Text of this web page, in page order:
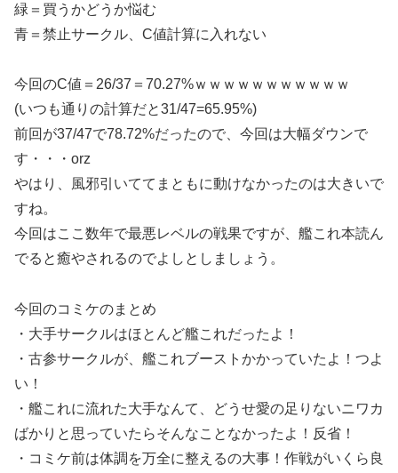
緑＝買うかどうか悩む
青＝禁止サークル、C値計算に入れない
今回のC値＝26/37＝70.27%ｗｗｗｗｗｗｗｗｗｗｗ
(いつも通りの計算だと31/47=65.95%)
前回が37/47で78.72%だったので、今回は大幅ダウンで
す・・・orz
やはり、風邪引いててまともに動けなかったのは大きいで
すね。
今回はここ数年で最悪レベルの戦果ですが、艦これ本読ん
でると癒やされるのでよしとしましょう。
今回のコミケのまとめ
・大手サークルはほとんど艦これだったよ！
・古参サークルが、艦これブーストかかっていたよ！つよ
い！
・艦これに流れた大手なんて、どうせ愛の足りないニワカ
ばかりと思っていたらそんなことなかったよ！反省！
・コミケ前は体調を万全に整えるの大事！作戦がいくら良